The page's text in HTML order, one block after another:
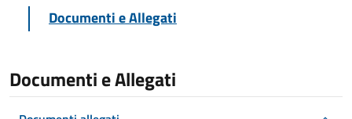
Documenti e Allegati
Documenti e Allegati